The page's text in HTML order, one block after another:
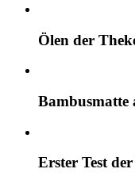
Ölen der
Bambusmatte
Erster Test